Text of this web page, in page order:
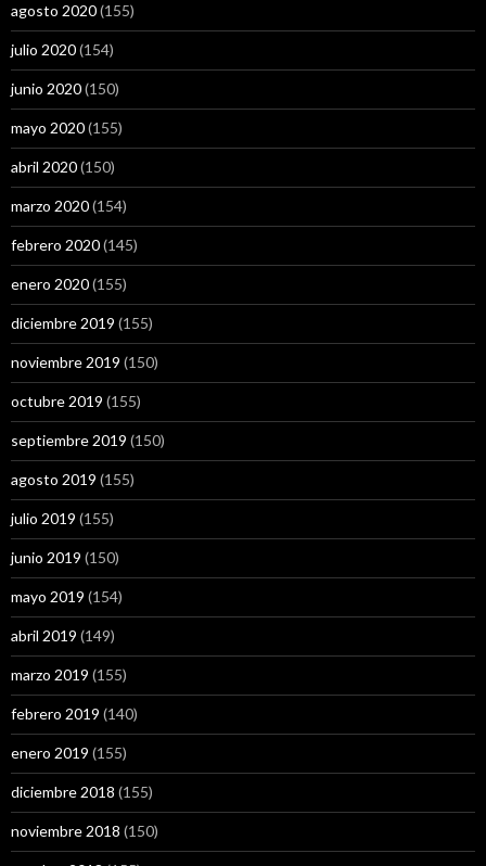
agosto 2020(155)
julio 2020(154)
junio 2020(150)
mayo 2020(155)
abril 2020(150)
marzo 2020(154)
febrero 2020(145)
enero 2020(155)
diciembre 2019 (155)
noviembre 2019 (150)
octubre 2019 (155)
septiembre 2019 (150)
agosto 2019 (155)
julio 2019 (155)
junio 2019 (150)
mayo 2019 (154)
abril 2019 (149)
marzo 2019 (155)
febrero 2019 (140)
enero 2019 (155)
diciembre 2018 (155)
noviembre 2018 (150)